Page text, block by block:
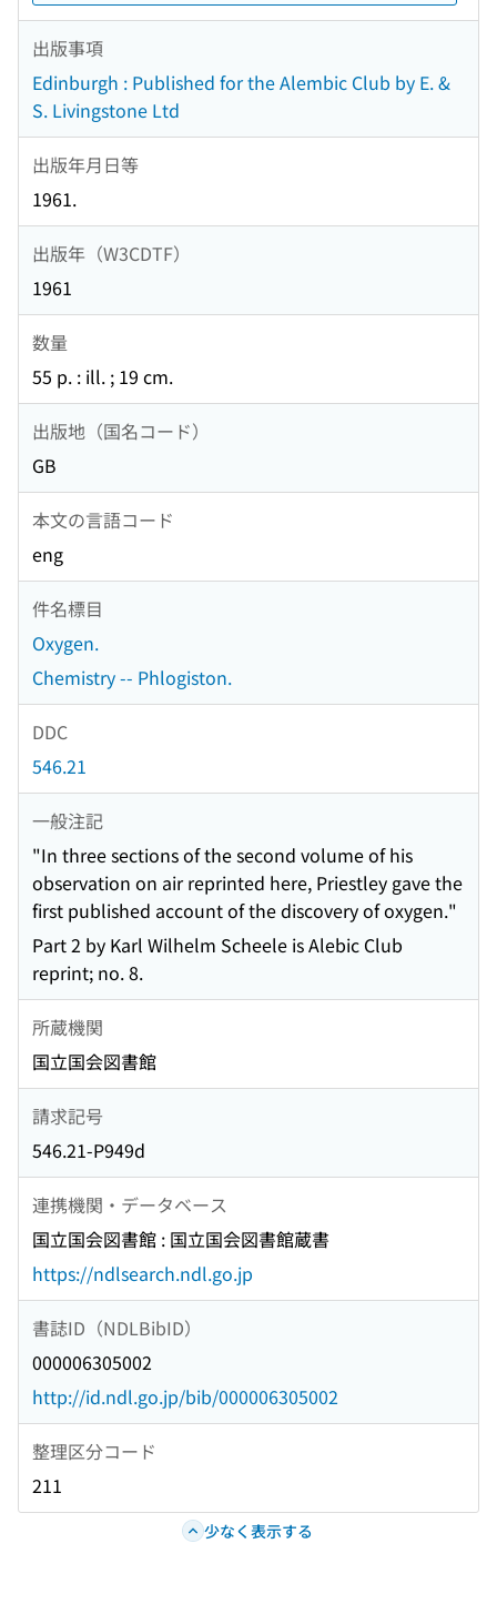
出版事項
Edinburgh : Published for the Alembic Club by E. &
S. Livingstone Ltd
出版年月日等
1961.
出版年（W3CDTF）
1961
数量
55 p. : ill. ; 19 cm.
出版地（国名コード）
GB
本文の言語コード
eng
件名標目
Oxygen.
Chemistry -- Phlogiston.
DDC
546.21
一般注記
"In three sections of the second volume of his
observation on air reprinted here, Priestley gave the
first published account of the discovery of oxygen."
Part 2 by Karl Wilhelm Scheele is Alebic Club
reprint; no. 8.
所蔵機関
国立国会図書館
請求記号
546.21-P949d
連携機関・データベース
国立国会図書館 : 国立国会図書館蔵書
https://ndlsearch.ndl.go.jp
書誌ID（NDLBibID）
000006305002
http://id.ndl.go.jp/bib/000006305002
整理区分コード
211
少なく表示する